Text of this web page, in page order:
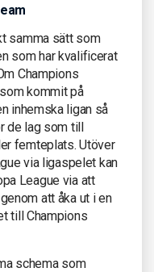
samma sätt som
som har kvalificerat
Champions
kommit på
inhemska ligan så
de lag som till
femteplats. Utöver
via ligaspelet kan
League via att
att åka ut i en
till Champions
schema som